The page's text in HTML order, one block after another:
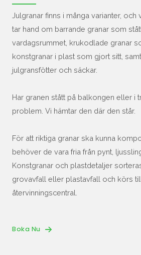
Julgranar finns i många varianter, och
tar hand om barrande granar som
vardagsrummet, krukodlade granar
konstgranar i plast som gjort sitt,
julgransfötter och säckar.
Har granen stått på balkongen eller i
problem. Vi hämtar den där den står.
För att riktiga granar ska kunna
behöver de vara fria från pynt,
Konstgranar och plastdetaljer
grovavfall eller plastavfall och körs
återvinningscentral.
Boka Nu